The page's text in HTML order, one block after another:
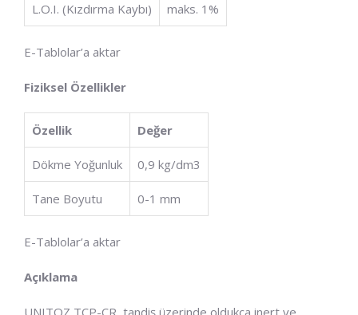
L.O.I. (Kızdırma Kaybı) maks. 1%
E-Tablolar’a aktar
Fiziksel Özellikler
Özellik Değer
Dökme Yoğunluk 0,9 kg/dm3
Tane Boyutu 0-1 mm
E-Tablolar’a aktar
Açıklama